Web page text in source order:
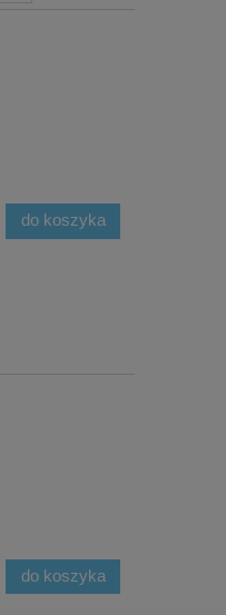
do koszyka
do koszyka